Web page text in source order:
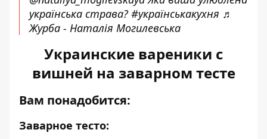
українська страва?#українськакухня ♬
Журба - Наталія Могилевська
Украинские вареники с
вишней на заварном тесте
Вам понадобится:
Заварное тесто: